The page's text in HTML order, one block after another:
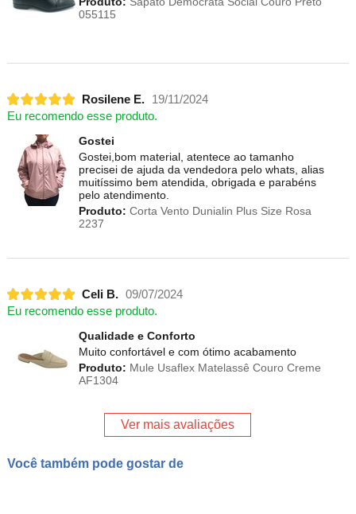
055115
Rosilene E.
19/11/2024
Eu recomendo esse produto.
Gostei
Gostei,bom material, atentece ao tamanho
precisei de ajuda da vendedora pelo whats, alias
muitíssimo bem atendida, obrigada e parabéns
pelo atendimento.
Produto: Corta Vento Dunialin Plus Size Rosa
2237
Celi B. 09/07/2024
Eu recomendo esse produto.
Qualidade e Conforto
Muito confortável e com ótimo acabamento
Produto: Mule Usaflex Matelassê Couro Creme
AF1304
Ver mais avaliações
Você também pode gostar de